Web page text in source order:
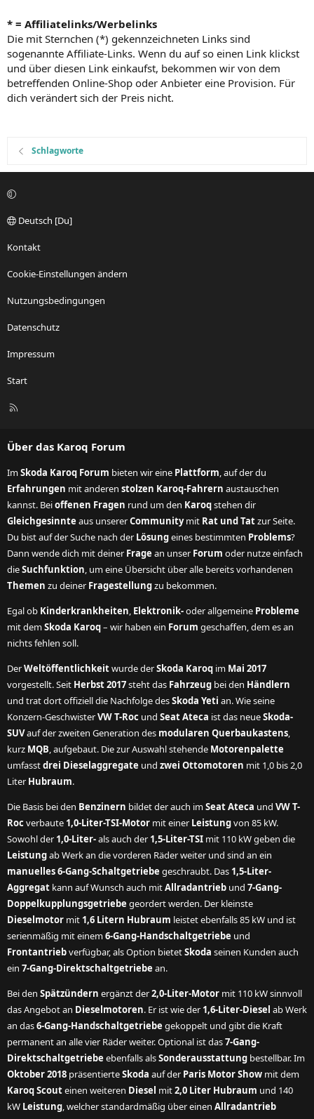
* = Affiliatelinks/Werbelinks
Die mit Sternchen (*) gekennzeichneten Links sind
sogenannte Affiliate-Links. Wenn du auf so einen Link klickst
und über diesen Link einkaufst, bekommen wir von dem
betreffenden Online-Shop oder Anbieter eine Provision. Für
dich verändert sich der Preis nicht.
Schlagworte
Deutsch [Du]
Kontakt
Cookie-Einstellungen ändern
Nutzungsbedingungen
Datenschutz
Impressum
Start
R
Über das Karoq Forum
ImSkoda Karoq Forum bieten wir eine Plattform, auf der du
Erfahrungen mit anderen stolzen Karoq-Fahrern austauschen
kannst. Beioffenen Fragen rund um den Karoqstehen dir
Gleichgesinnte aus unsererCommunitymit Rat und Tatzur Seite.
Du bist auf der Suche nach der Lösungeines bestimmten Problems?
Dann wende dich mit deiner Frage an unser Forum oder nutze einfach
dieSuchfunktion, um eine Übersicht über alle bereits vorhandenen
Themen zu deiner Fragestellungzu bekommen.
Egal ob Kinderkrankheiten, Elektronik-oder allgemeine Probleme
mit demSkoda Karoq– wir haben ein Forum geschaffen, dem es an
nichts fehlen soll.
DerWeltöffentlichkeitwurde derSkoda Karoq im Mai 2017
vorgestellt. Seit Herbst 2017steht das Fahrzeug bei den Händlern
und trat dort offiziell die Nachfolge desSkoda Yeti an. Wie seine
Konzern-GeschwisterVW T-Roc und Seat Ateca ist das neueSkoda-
SUVauf der zweiten Generation des modularen Querbaukastens,
kurz MQB, aufgebaut. Die zur Auswahl stehende Motorenpalette
umfasstdrei Dieselaggregate und zwei Ottomotoren mit 1,0 bis 2,0
Liter Hubraum.
Die Basis bei den Benzinern bildet der auch imSeat Ateca und VW T-
Rocverbaute 1,0-Liter-TSI-Motor mit einer Leistungvon 85 kW.
Sowohl der 1,0-Liter-als auch der 1,5-Liter-TSI mit 110 kW geben die
Leistungab Werk an die vorderen Räder weiter und sind an ein
manuelles 6-Gang-Schaltgetriebe geschraubt. Das 1,5-Liter-
Aggregat kann auf Wunsch auch mitAllradantrieb und 7-Gang-
Doppelkupplungsgetriebe geordert werden. Der kleinste
Dieselmotor mit 1,6 Litern Hubraum leistet ebenfalls 85 kW und ist
serienmäßig mit einem6-Gang-Handschaltgetriebe und
Frontantriebverfügbar, als Option bietetSkoda seinen Kunden auch
ein 7-Gang-Direktschaltgetriebe an.
Bei den Spätzündern ergänzt der2,0-Liter-Motor mit 110 kW sinnvoll
das Angebot an Dieselmotoren. Er ist wie der 1,6-Liter-Diesel ab Werk
an das6-Gang-Handschaltgetriebe gekoppelt und gibt die Kraft
permanent an alle vier Räder weiter. Optional ist das7-Gang-
Direktschaltgetriebe ebenfalls alsSonderausstattung bestellbar. Im
Oktober 2018 präsentierteSkoda auf der Paris Motor Show mit dem
Karoq Scouteinen weiteren Diesel mit2,0 Liter Hubraum und 140
kW Leistung, welcher standardmäßig über einen Allradantrieb